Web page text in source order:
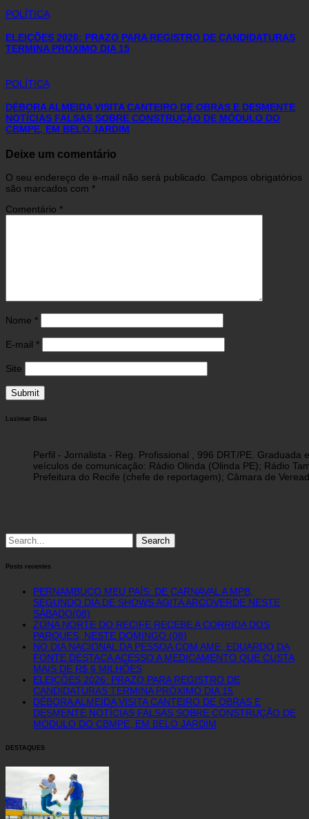
POLÍTICA
ELEIÇÕES 2026: PRAZO PARA REGISTRO DE CANDIDATURAS
TERMINA PRÓXIMO DIA 15
POLÍTICA
DÉBORA ALMEIDA VISITA CANTEIRO DE OBRAS E DESMENTE
NOTÍCIAS FALSAS SOBRE CONSTRUÇÃO DE MÓDULO DO
CBMPE, EM BELO JARDIM
Deixe um comentário
O seu endereço de e-mail não será publicado. Campos obrigatórios
são marcados com *
Comentário *
Nome *
E-mail *
Site
Luzimar Dias
Perfil - Jornalista - Reg. Profissional , 996 DRT/PE.
veículos de comunicação: Rádio Olinda (Olinda PE); Rádio
Prefeitura do Recife (chefe de reportagem); Câmara de
Search
for:
Posts recentes
PERNAMBUCO MEU PAÍS: DE CARNAVAL A MPB,
SEGUNDO DIA DE SHOWS AGITA ARCOVERDE NESTE
SÁBADO(08)
ZONA NORTE DO RECIFE RECEBE A CORRIDA DOS
PARQUES, NESTE DOMINGO (08)
NO DIA NACIONAL DA PESSOA COM AME, EDUARDO DA
FONTE DESTACA ACESSO A MEDICAMENTO QUE CUSTA
MAIS DE R$ 6 MILHÕES
ELEIÇÕES 2026: PRAZO PARA REGISTRO DE
CANDIDATURAS TERMINA PRÓXIMO DIA 15
DÉBORA ALMEIDA VISITA CANTEIRO DE OBRAS E
DESMENTE NOTÍCIAS FALSAS SOBRE CONSTRUÇÃO DE
MÓDULO DO CBMPE, EM BELO JARDIM
DESTAQUES